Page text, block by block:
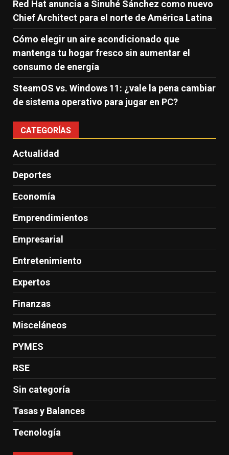
Red Hat anuncia a Sinuhé Sánchez como nuevo
Chief Architect para el norte de América Latina
Cómo elegir un aire acondicionado que
mantenga tu hogar fresco sin aumentar el
consumo de energía
SteamOS vs. Windows 11: ¿vale la pena cambiar
de sistema operativo para jugar en PC?
CATEGORÍAS
Actualidad
Deportes
Economía
Emprendimientos
Empresarial
Entretenimiento
Expertos
Finanzas
Misceláneos
PYMES
RSE
Sin categoría
Tasas y Balances
Tecnología